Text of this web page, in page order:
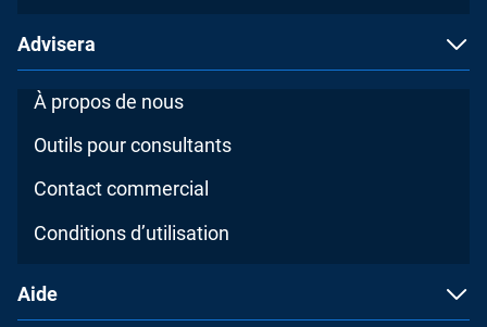
Advisera
À propos de nous
Outils pour consultants
Contact commercial
Conditions d’utilisation
Aide